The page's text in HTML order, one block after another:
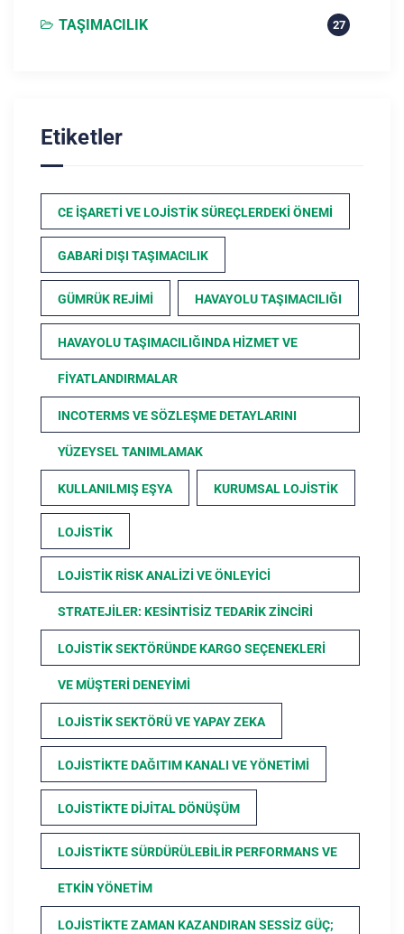
TAŞIMACILIK 27
Etiketler
CE İŞARETI VE LOJISTIK SÜREÇLERDEKI ÖNEMI
GABARI DIŞI TAŞIMACILIK
GÜMRÜK REJIMI HAVAYOLU TAŞIMACILIĞI
HAVAYOLU TAŞIMACILIĞINDA HIZMET VE
FIYATLANDIRMALAR
INCOTERMS VE SÖZLEŞME DETAYLARINI
YÜZEYSEL TANIMLAMAK
KULLANILMIŞ EŞYA KURUMSAL LOJISTIK
LOJISTIK
LOJISTIK RISK ANALIZI VE ÖNLEYICI
STRATEJILER: KESINTISIZ TEDARIK ZINCIRI
LOJISTIK SEKTÖRÜNDE KARGO SEÇENEKLERI
VE MÜŞTERI DENEYIMI
LOJISTIK SEKTÖRÜ VE YAPAY ZEKA
LOJISTIKTE DAĞITIM KANALI VE YÖNETIMI
LOJISTIKTE DIJITAL DÖNÜŞÜM
LOJISTIKTE SÜRDÜRÜLEBILIR PERFORMANS VE
ETKIN YÖNETIM
LOJISTIKTE ZAMAN KAZANDIRAN SESSIZ GÜÇ;